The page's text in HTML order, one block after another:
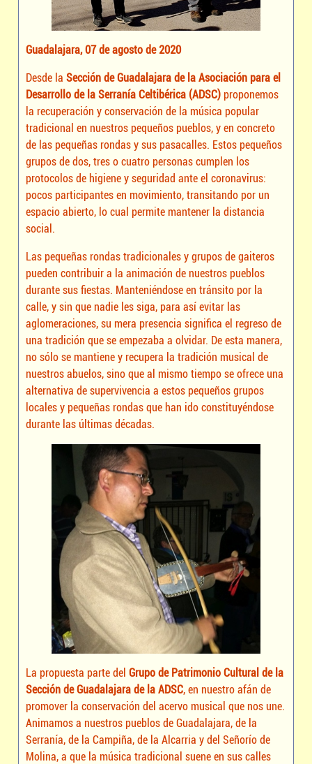
Guadalajara, 07 de agosto de 2020
Desde laSección de Guadalajara de la Asociación para el
Desarrollo de la Serranía Celtibérica (ADSC) proponemos
la recuperación y conservación de la música popular
tradicional en nuestros pequeños pueblos, y en concreto
de las pequeñas rondas y sus pasacalles. Estos pequeños
grupos de dos, tres o cuatro personas cumplen los
protocolos de higiene y seguridad ante el coronavirus:
pocos participantes en movimiento, transitando por un
espacio abierto, lo cual permite mantener la distancia
social.
Las pequeñas rondas tradicionales y grupos de gaiteros
pueden contribuir a la animación de nuestros pueblos
durante sus fiestas. Manteniéndose en tránsito por la
calle, y sin que nadie les siga, para así evitar las
aglomeraciones, su mera presencia significa el regreso de
una tradición que se empezaba a olvidar. De esta manera,
no sólo se mantiene y recupera la tradición musical de
nuestros abuelos, sino que al mismo tiempo se ofrece una
alternativa de supervivencia a estos pequeños grupos
locales y pequeñas rondas que han ido constituyéndose
durante las últimas décadas.
La propuesta parte delGrupo de Patrimonio Cultural de la
Sección de Guadalajara de la ADSC, en nuestro afán de
promover la conservación del acervo musical que nos une.
Animamos a nuestros pueblos de Guadalajara, de la
Serranía, de la Campiña, de la Alcarria y del Señorío de
Molina, a que la música tradicional suene en sus calles